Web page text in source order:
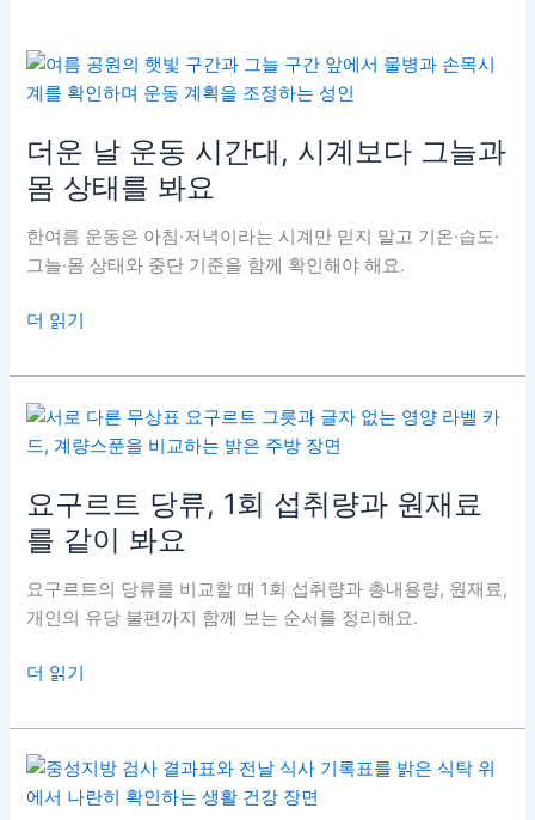
더운 날 운동 시간대, 시계보다 그늘과
몸 상태를 봐요
한여름 운동은 아침·저녁이라는 시계만 믿지 말고 기온·습도·
그늘·몸 상태와 중단 기준을 함께 확인해야 해요.
더
날
운
간
대,
시
계
보
그
몸
상
태
더 읽기
요구르트 당류, 1회 섭취량과 원재료
를 같이 봐요
요구르트의 당류를 비교할 때 1회 섭취량과 총내용량, 원재료,
개인의 유당 불편까지 함께 보는 순서를 정리해요.
요
르
트
당
더 읽기